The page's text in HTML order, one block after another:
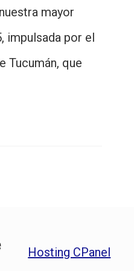
mayor
impulsada por el
Tucumán, que
Hosting CPanel